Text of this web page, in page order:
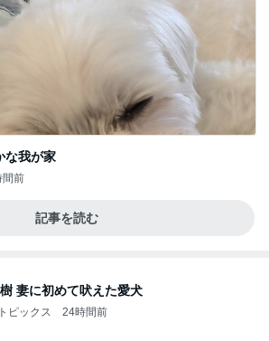
な我が家
間前
記事を読む
妻に初めて吠えた愛犬
ピックス 24時間前